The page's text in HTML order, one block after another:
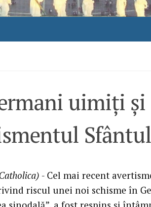
uimiți
- Cel mai recent
riscul unei noi schisme în